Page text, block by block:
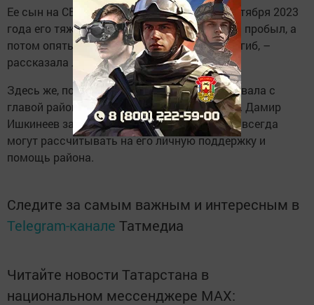
Ее сын на СВО ушел по мобилизации. – 1 октября 2023
года его тяжело ранили, пять месяцев дома пробыл, а
потом опять проводили. В мае 2025 года погиб, –
рассказала Людмила Николаевна.
Здесь же, пользуясь случаем, она побеседовала с
главой района, озвучила свои предложения. Дамир
Ишкинеев заверил, что мамы, семьи героев всегда
могут рассчитывать на его личную поддержку и
помощь района.
Следите за самым важным и интересным в
Telegram-канале Татмедиа
Читайте новости Татарстана в
национальном мессенджере MАХ: